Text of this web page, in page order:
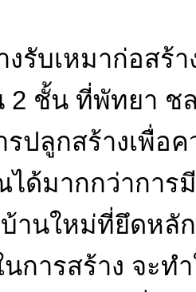
รับเหมาก่อสร้
2 ชั้น ที่พัทยา ช
ปลูกสร้างเพื่อ
ได้มากกว่าการ
านใหม่ที่ยึดหลั
นการสร้าง จะ